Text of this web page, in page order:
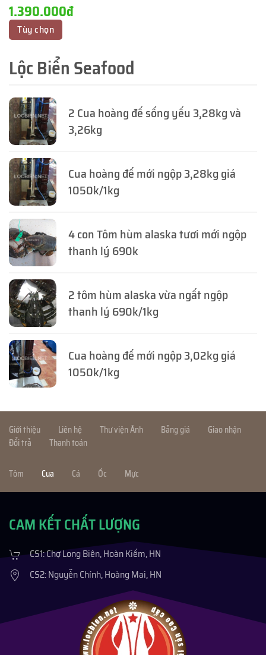
1.390.000đ
Tùy chọn
Lộc Biển Seafood
2 Cua hoàng đế sống yếu 3,28kg và
3,26kg
Cua hoàng đế mới ngộp 3,28kg giá
1050k/1kg
4 con Tôm hùm alaska tươi mới ngộp
thanh lý 690k
2 tôm hùm alaska vừa ngất ngộp
thanh lý 690k/1kg
Cua hoàng đế mới ngộp 3,02kg giá
1050k/1kg
Giới thiệu Liên hệ Thư viện Ảnh Bảng giá
Giao nhận
Đổi trả
Thanh toán
Tôm Cua Cá Ốc Mực
CAM KẾT CHẤT LƯỢNG
CS1: Chợ Long Biên, Hoàn Kiếm, HN
CS2: Nguyễn Chính, Hoàng Mai, HN